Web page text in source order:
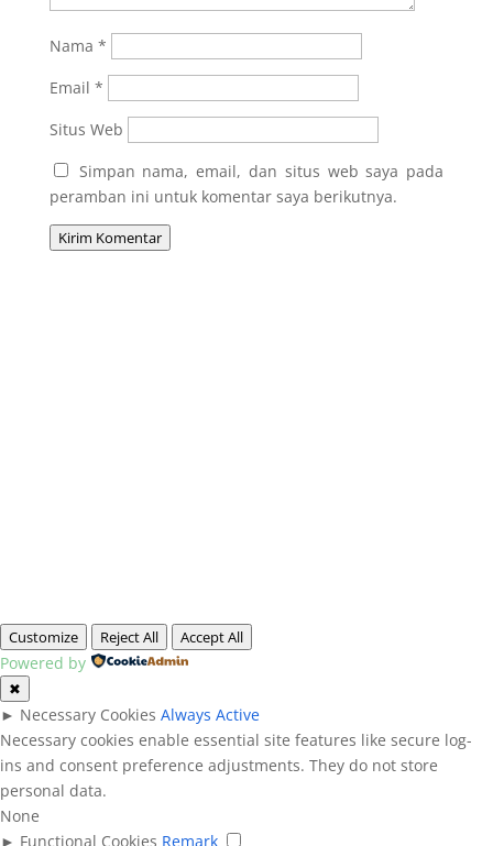
Nama *
Email *
Situs Web
Simpan nama, email, dan situs web saya pada
peramban ini untuk komentar saya berikutnya.
Kirim Komentar
Customize Reject All Accept All
Powered by
✖
► Necessary Cookies Always Active
Necessary cookies enable essential site features like secure log-
ins and consent preference adjustments. They do not store
personal data.
None
► Functional Cookies Remark